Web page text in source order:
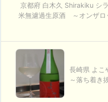
京都府 白木久 Shirakiku シ
米無濾過生原酒 ～オンザロ
長崎県 よこ
～落ち着き